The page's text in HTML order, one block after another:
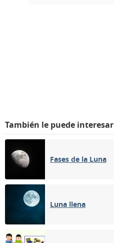
También le puede interesar
Fases de la Luna
Luna llena